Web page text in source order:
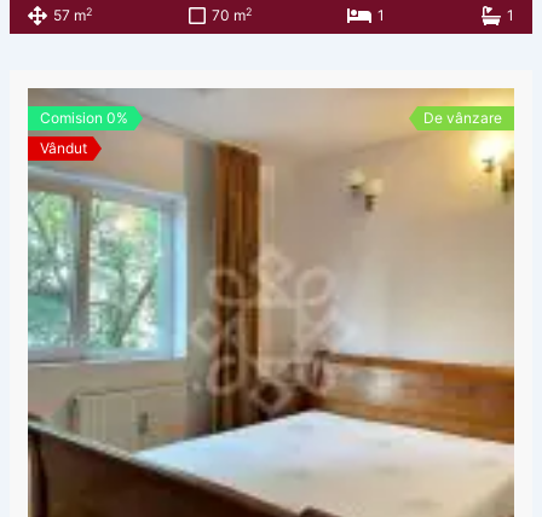
57 m2 70 m2 1 1
Comision 0%
Vândut
De vânzare